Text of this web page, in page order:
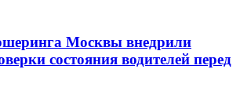
Москвы внедрили
состояния водителей перед